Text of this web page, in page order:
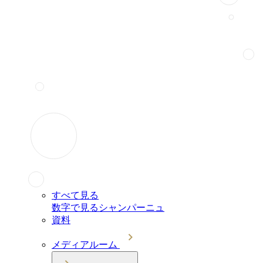
すべて見る
数字で見るシャンパーニュ
資料
メディアルーム